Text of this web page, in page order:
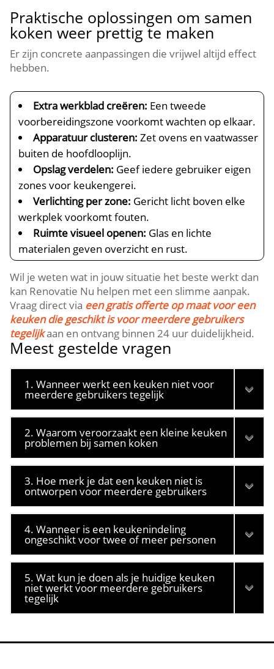
Praktische oplossingen om samen
koken weer prettig te maken
Er zijn concrete aanpassingen die vrijwel altijd effect
hebben.​
Extra werkblad creëren: Een tweede
voorbereidingszone voorkomt wachten op elkaar.​
Apparatuur clusteren: Zet ovens en vaatwasser
buiten de hoofdlooplijn.​
Opslag verdelen: Geef iedere gebruiker eigen
zones voor keukengerei.​
Verlichting per zone: Gericht licht boven elke
werkplek voorkomt fouten.​
Ruimte visueel openen: Glas en lichte
materialen geven overzicht en rust.​
Wil je weten wat in jouw situatie het beste werkt dan
kan Renovatie Nu helpen met een slimme aanpak.​
Vraag direct via een gratis offerte op maat voor een
keuken die geschikt is voor meerdere gebruikers
tegelijkaan en ontvang binnen 24 uur duidelijkheid.​
Meest gestelde vragen
1. Wanneer werkt een keuken niet voor
meerdere gebruikers tegelijk
2. Waarom veroorzaakt een kleine keuken
problemen bij samen koken
3. Hoe merk je dat een keuken niet is
ontworpen voor meerdere gebruikers
4. Wanneer is een keukenindeling
ongeschikt voor twee of meer personen
5. Wat kun je doen als je huidige keuken
niet werkt voor meerdere gebruikers
tegelijk